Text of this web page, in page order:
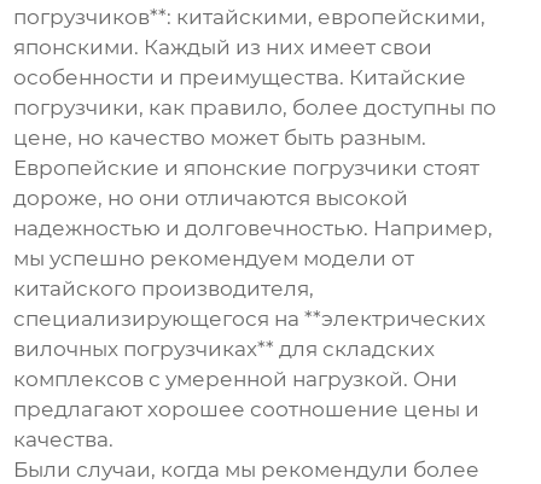
погрузчиков**: китайскими, европейскими,
японскими. Каждый из них имеет свои
особенности и преимущества. Китайские
погрузчики, как правило, более доступны по
цене, но качество может быть разным.
Европейские и японские погрузчики стоят
дороже, но они отличаются высокой
надежностью и долговечностью. Например,
мы успешно рекомендуем модели от
китайского производителя,
специализирующегося на **электрических
вилочных погрузчиках** для складских
комплексов с умеренной нагрузкой. Они
предлагают хорошее соотношение цены и
качества.
Были случаи, когда мы рекомендули более